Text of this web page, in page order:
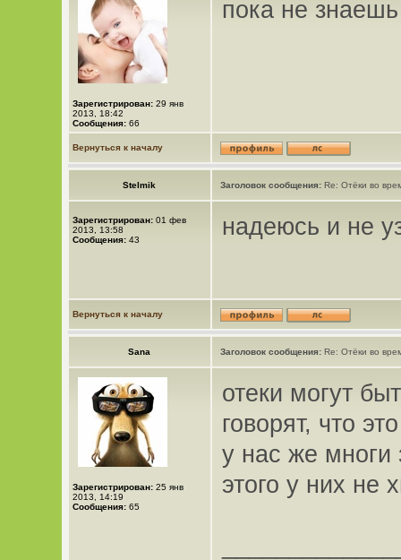
Зарегистрирован:29 янв
2013, 18:42
Сообщения:66
пока не
Вернуться к началу
Stelmik Заголовок сообщения:Re: Отёки во
Зарегистрирован:01 фев
2013, 13:58
Сообщения:43 надеюсь и не
Вернуться к началу
Sana Заголовок сообщения:Re: Отёки во
Зарегистрирован:25 янв
2013, 14:19
Сообщения:65
отеки могут
говорят, что
у нас же многи
этого у них не